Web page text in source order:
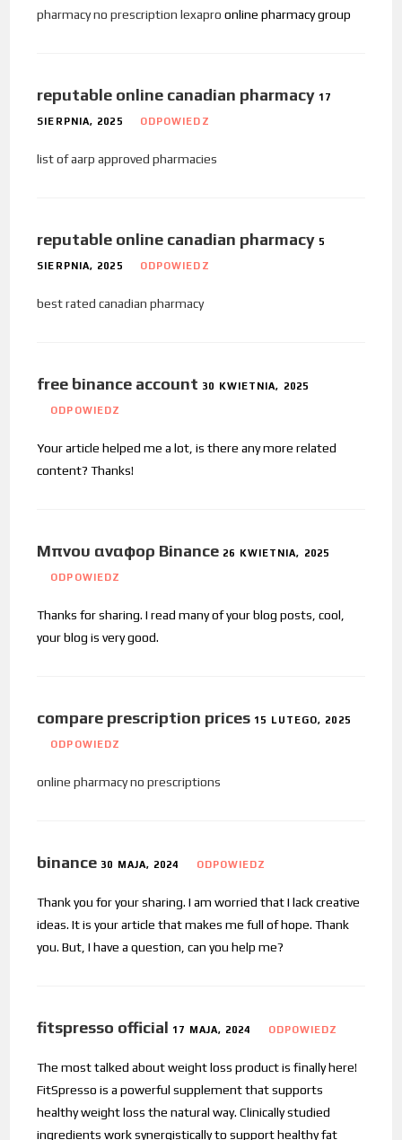
pharmacy no prescription lexapro online pharmacy group
reputable online canadian pharmacy 17
SIERPNIA, 2025 ODPOWIEDZ
list of aarp approved pharmacies
reputable online canadian pharmacy 5
SIERPNIA, 2025 ODPOWIEDZ
best rated canadian pharmacy
free binance account 30 KWIETNIA, 2025
ODPOWIEDZ
Your article helped me a lot, is there any more related
content? Thanks!
Μπνου αναφορ Binance 26 KWIETNIA, 2025
ODPOWIEDZ
Thanks for sharing. I read many of your blog posts, cool,
your blog is very good.
compare prescription prices 15 LUTEGO, 2025
ODPOWIEDZ
online pharmacy no prescriptions
binance 30 MAJA, 2024 ODPOWIEDZ
Thank you for your sharing. I am worried that I lack creative
ideas. It is your article that makes me full of hope. Thank
you. But, I have a question, can you help me?
fitspresso official 17 MAJA, 2024 ODPOWIEDZ
The most talked about weight loss product is finally here!
FitSpresso is a powerful supplement that supports
healthy weight loss the natural way. Clinically studied
ingredients work synergistically to support healthy fat